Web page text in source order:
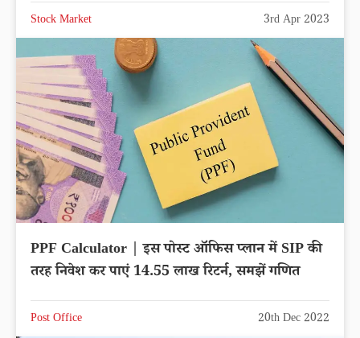
Stock Market 3rd Apr 2023
PPF Calculator | इस पोस्ट ऑफिस प्लान में SIP की
तरह निवेश कर पाएं 14.55 लाख रिटर्न, समझें गणित
Post Office 20th Dec 2022